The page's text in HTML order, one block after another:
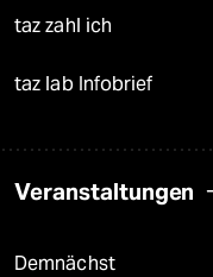
taz zahl ich
taz lab Infobrief
Veranstaltungen
Demnächst